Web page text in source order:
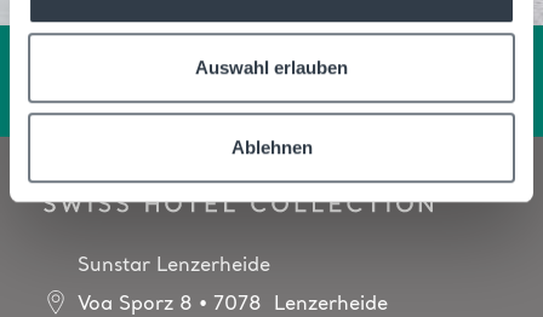
Auswahl erlauben
Ablehnen
Sunstar Lenzerheide
Voa Sporz 8 • 7078 Lenzerheide